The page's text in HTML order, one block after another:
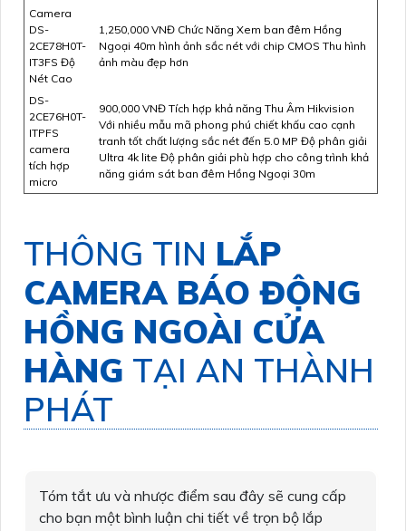
Camera
DS-
2CE78H0T-
IT3FS Độ
Nét Cao
1,250,000 VNĐ Chức Năng Xem ban đêm Hồng
Ngoại 40m hình ảnh sắc nét với chip CMOS Thu hình
ảnh màu đẹp hơn
DS-
2CE76H0T-
ITPFS
camera
tích hợp
micro
900,000 VNĐ Tích hợp khả năng Thu Âm Hikvision
Với nhiều mẫu mã phong phú chiết khấu cao cạnh
tranh tốt chất lượng sắc nét đến 5.0 MP Độ phân giải
Ultra 4k lite Độ phân giải phù hợp cho công trình khả
năng giám sát ban đêm Hồng Ngoại 30m
THÔNG TIN LẮP
CAMERA BÁO ĐỘNG
HỒNG NGOÀI CỬA
HÀNG TẠI AN THÀNH
PHÁT
Tóm tắt ưu và nhược điểm sau đây sẽ cung cấp
cho bạn một bình luận chi tiết về trọn bộ lắp